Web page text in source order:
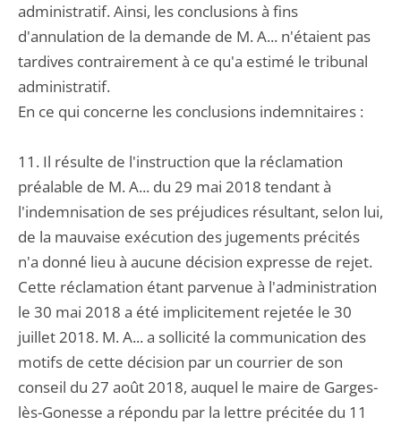
administratif. Ainsi, les conclusions à fins
d'annulation de la demande de M. A... n'étaient pas
tardives contrairement à ce qu'a estimé le tribunal
administratif.
En ce qui concerne les conclusions indemnitaires :
11. Il résulte de l'instruction que la réclamation
préalable de M. A... du 29 mai 2018 tendant à
l'indemnisation de ses préjudices résultant, selon lui,
de la mauvaise exécution des jugements précités
n'a donné lieu à aucune décision expresse de rejet.
Cette réclamation étant parvenue à l'administration
le 30 mai 2018 a été implicitement rejetée le 30
juillet 2018. M. A... a sollicité la communication des
motifs de cette décision par un courrier de son
conseil du 27 août 2018, auquel le maire de Garges-
lès-Gonesse a répondu par la lettre précitée du 11